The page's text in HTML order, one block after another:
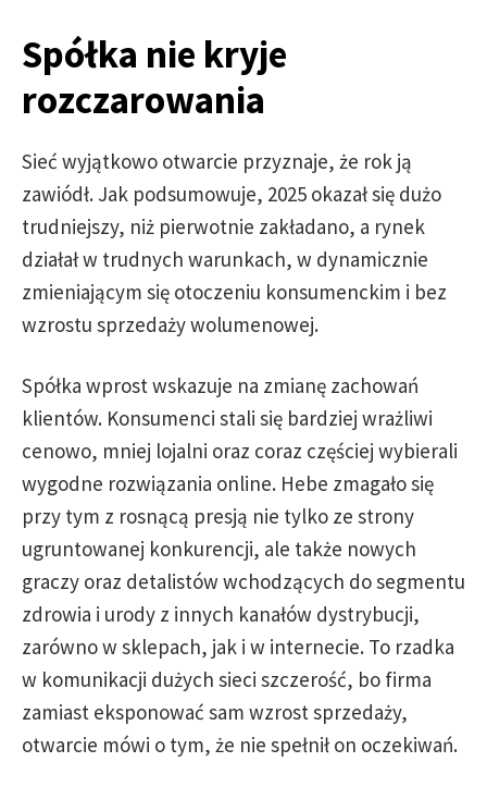
Spółka nie kryje
rozczarowania
Sieć wyjątkowo otwarcie przyznaje, że rok ją
zawiódł. Jak podsumowuje, 2025 okazał się dużo
trudniejszy, niż pierwotnie zakładano, a rynek
działał w trudnych warunkach, w dynamicznie
zmieniającym się otoczeniu konsumenckim i bez
wzrostu sprzedaży wolumenowej.
Spółka wprost wskazuje na zmianę zachowań
klientów. Konsumenci stali się bardziej wrażliwi
cenowo, mniej lojalni oraz coraz częściej wybierali
wygodne rozwiązania online. Hebe zmagało się
przy tym z rosnącą presją nie tylko ze strony
ugruntowanej konkurencji, ale także nowych
graczy oraz detalistów wchodzących do segmentu
zdrowia i urody z innych kanałów dystrybucji,
zarówno w sklepach, jak i w internecie. To rzadka
w komunikacji dużych sieci szczerość, bo firma
zamiast eksponować sam wzrost sprzedaży,
otwarcie mówi o tym, że nie spełnił on oczekiwań.